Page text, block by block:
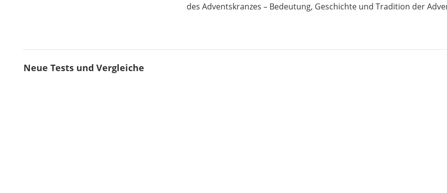
des Adventskranzes – Bedeutung, Geschichte und Tradition der
Neue Tests und Vergleiche